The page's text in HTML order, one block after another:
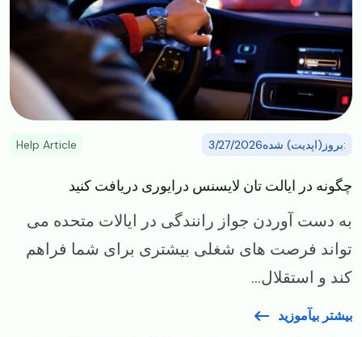
:بروز(اپدیت) شده3/27/2026 Help Article
​​چگونه در ایالت تان لایسنس درایوری دریافت کنید
​​به‌ دست آوردن جواز رانندگی در ایالات متحده می‌
تواند فرصت‌ های شغلی بیشتری برای شما فراهم
کند و استقلال...
بیشتر بیآموزید